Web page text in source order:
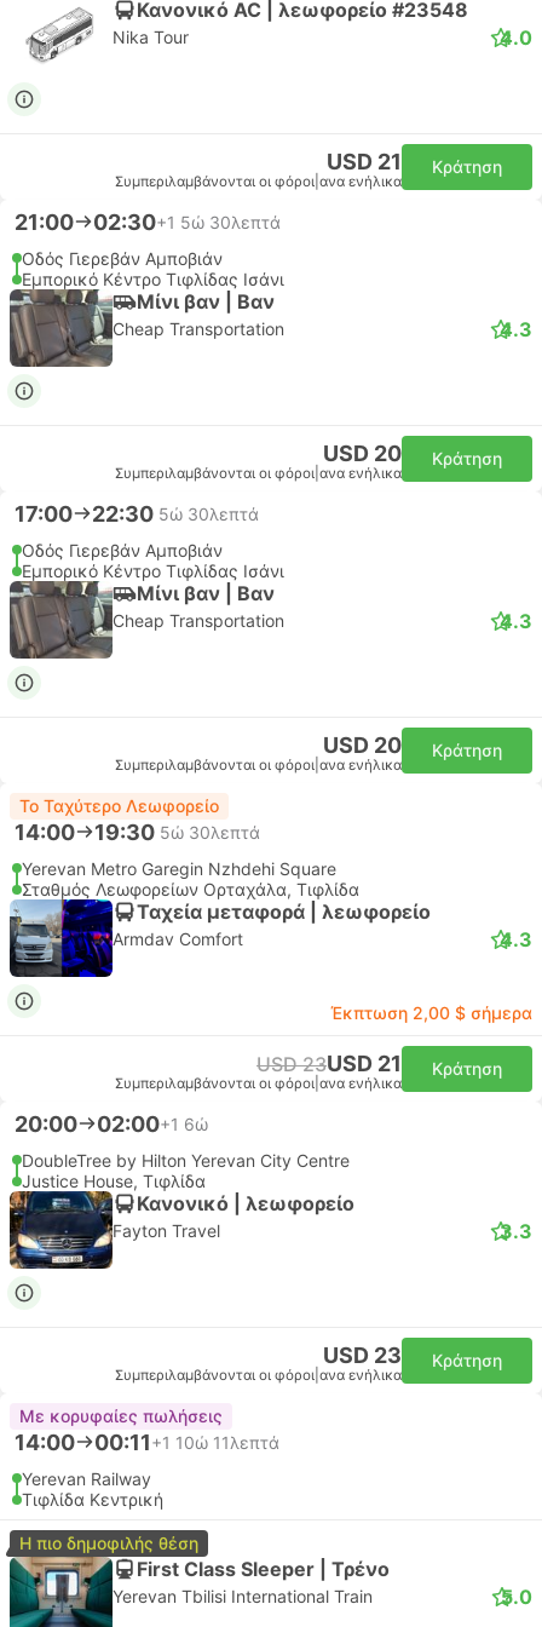
Κανονικό AC | λεωφορείο #23548
Nika Tour 4.0
USD 21
Συμπεριλαμβάνονται οι φόροι ανα ενήλικα
Κράτηση
21:00 02:30+1 5ώ 30λεπτά
Οδός Γιερεβάν Αμποβιάν
Εμπορικό Κέντρο Τιφλίδας Ισάνι
Μίνι βαν | Βαν
Cheap Transportation 4.3
USD 20
Συμπεριλαμβάνονται οι φόροι ανα ενήλικα
Κράτηση
17:00 22:30 5ώ 30λεπτά
Οδός Γιερεβάν Αμποβιάν
Εμπορικό Κέντρο Τιφλίδας Ισάνι
Μίνι βαν | Βαν
Cheap Transportation 4.3
USD 20
Συμπεριλαμβάνονται οι φόροι ανα ενήλικα
Κράτηση
Το Ταχύτερο Λεωφορείο
14:00 19:30 5ώ 30λεπτά
Yerevan Metro Garegin Nzhdehi Square
Σταθμός Λεωφορείων Ορταχάλα, Τιφλίδα
Ταχεία μεταφορά | λεωφορείο
Armdav Comfort 4.3
Έκπτωση 2,00 $ σήμερα
USD 23USD 21
Συμπεριλαμβάνονται οι φόροι ανα ενήλικα
Κράτηση
20:00 02:00+1 6ώ
DoubleTree by Hilton Yerevan City Centre
Justice House, Τιφλίδα
Κανονικό | λεωφορείο
Fayton Travel 3.3
USD 23
Συμπεριλαμβάνονται οι φόροι ανα ενήλικα
Κράτηση
Με κορυφαίες πωλήσεις
14:00 00:11+1 10ώ 11λεπτά
Yerevan Railway
Τιφλίδα Κεντρική
Η πιο δημοφιλής θέση
First Class Sleeper | Τρένο
Yerevan Tbilisi International Train 5.0